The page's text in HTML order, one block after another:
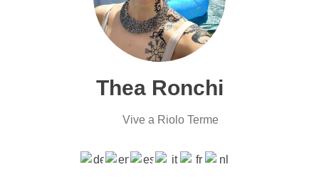
Thea Ronchi
Vive a Riolo Terme